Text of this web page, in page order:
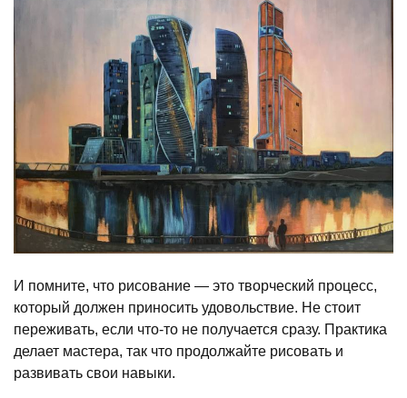
И помните, что рисование — это творческий процесс,
который должен приносить удовольствие. Не стоит
переживать, если что-то не получается сразу. Практика
делает мастера, так что продолжайте рисовать и
развивать свои навыки.